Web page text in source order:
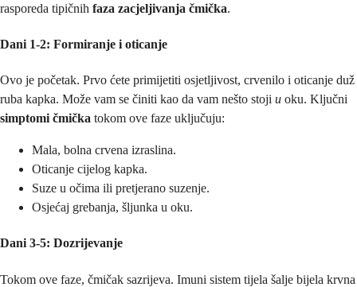
rasporeda tipičnih faza zacjeljivanja čmička.
Dani 1-2: Formiranje i oticanje
Ovo je početak. Prvo ćete primijetiti osjetljivost, crvenilo i oticanje duž
ruba kapka. Može vam se činiti kao da vam nešto stoji u oku. Ključni
simptomi čmička tokom ove faze uključuju:
Mala, bolna crvena izraslina.
Oticanje cijelog kapka.
Suze u očima ili pretjerano suzenje.
Osjećaj grebanja, šljunka u oku.
Dani 3-5: Dozrijevanje
Tokom ove faze, čmičak sazrijeva. Imuni sistem tijela šalje bijela krvna